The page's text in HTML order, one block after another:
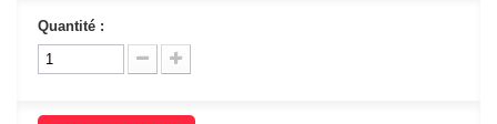
Quantité :